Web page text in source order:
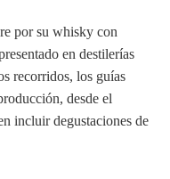
por su whisky con
en destilerías
recorridos, los guías
desde el
incluir degustaciones de